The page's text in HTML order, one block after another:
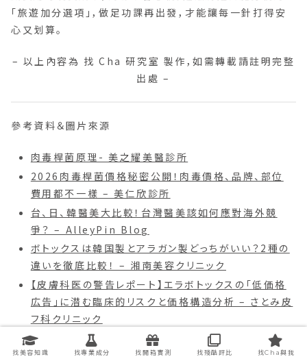
「旅遊加分選項」，做足功課再出發，才能讓每一針打得安
心又划算。
– 以上內容為 找 Cha 研究室 製作，如需轉載請註明完整
出處 –
參考資料＆圖片來源
肉毒桿菌原理- 美之耀美醫診所
2026肉毒桿菌價格秘密公開！肉毒價格、品牌、部位
費用都不一樣 – 美仁欣診所
台、日、韓醫美大比較！台灣醫美該如何應對海外競
爭？ – AlleyPin Blog
ボトックスは韓国製とアラガン製どっちがいい？2種の
違いを徹底比較！ – 湘南美容クリニック
【皮膚科医の警告レポート】エラボトックスの「低価格
広告」に潜む臨床的リスクと価格構造分析 – さとみ皮
フ科クリニック
ボトックスの種類と違いを比較｜アラガンと韓国製の
効果・持続期間の違いは？ – 梅田すずらんクリニック
找美容知識 找專業成分 找開箱實測 找殘酷評比 找Cha與我